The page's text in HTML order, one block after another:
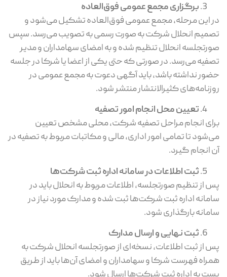
برگزاری مجمع عمومی فوق‌العاده
در این مرحله، مجمع عمومی فوق‌العاده تشکیل می‌شود و
تصمیم انحلال شرکت به ‌صورت رسمی به تصویب می‌رسد. سپس
صورتجلسه انحلال تنظیم شده و به امضای سهامداران و مدیر
تصفیه می‌رسد. در صورتی که حتی یکی از اعضا یا شرکا در جلسه
حضور نداشته باشد، باید آگهی دعوت به مجمع عمومی در
روزنامه‌های کثیرالانتشار منتشر شود.
تعیین محل انجام امور تصفیه
برای انجام مراحل تصفیه شرکت، محلی مشخص تعیین
می‌شود تا تمامی امور اداری، مالی و مکاتبات مربوط به تصفیه در
آن انجام گیرد.
ثبت اطلاعات در سامانه اداره ثبت شرکت‌ها
پس از تنظیم صورتجلسه، اطلاعات مربوط به انحلال باید در
سامانه اداره ثبت شرکت‌ها ثبت شده و مدارک مورد نیاز در
سامانه بارگذاری شود.
ثبت نهایی و ارسال مدارک
پس از ثبت اطلاعات، نسخه‌ای از صورتجلسه انحلال شرکت به
همراه فهرست شرکا و سهامداران و امضای آن‌ها باید از طریق